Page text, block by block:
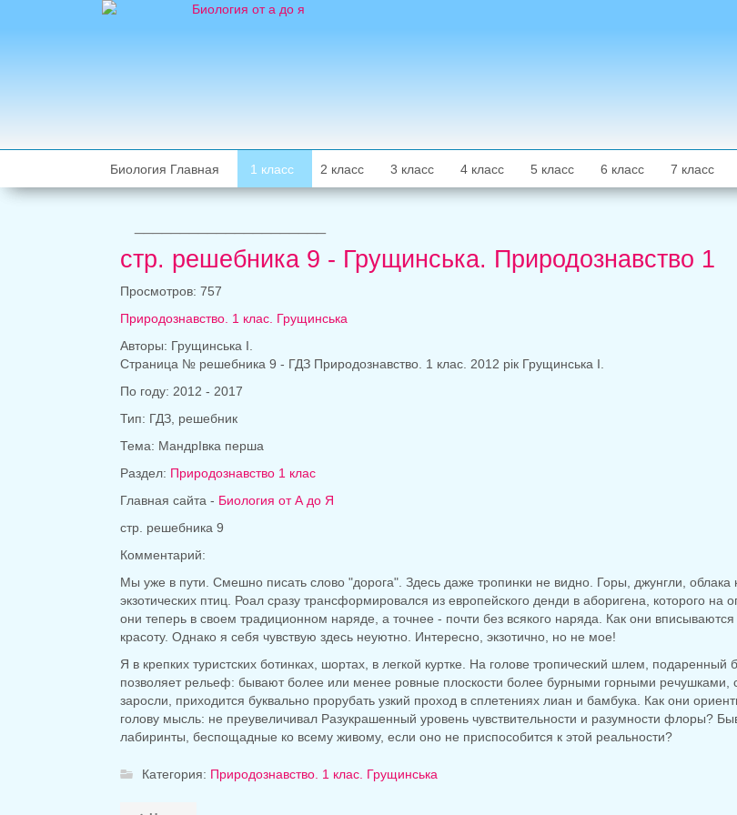
Биология Главная 1 класс 2 класс 3 класс 4 класс 5 класс 6 класс 7 класс
стр. решебника 9 - Грущинська. Природознавство 1
Просмотров: 757
Природознавство. 1 клас. Грущинська
Авторы: Грущинська І.
Страница № решебника 9 - ГДЗ Природознавство. 1 клас. 2012 рік Грущинська І.
По году: 2012 - 2017
Тип: ГДЗ, решебник
Тема: МандрІвка перша
Раздел: Природознавство 1 клас
Главная сайта - Биология от А до Я
стр. решебника 9
Комментарий:
Мы уже в пути. Смешно писать слово "дорога". Здесь даже тропинки не видно. Горы, джунгли,
экзотических птиц. Роал сразу трансформировался из европейского денди в аборигена, которого
они теперь в своем традиционном наряде, а точнее - почти без всякого наряда. Как они
красоту. Однако я себя чувствую здесь неуютно. Интересно, экзотично, но не мое!
Я в крепких туристских ботинках, шортах, в легкой куртке. На голове тропический шлем,
позволяет рельеф: бывают более или менее ровные плоскости более бурными горными речушками,
заросли, приходится буквально прорубать узкий проход в сплетениях лиан и бамбука. Как они
голову мысль: не преувеличивал Разукрашенный уровень чувствительности и разумности флоры?
лабиринты, беспощадные ко всему живому, если оно не приспособится к этой реальности?
Категория: Природознавство. 1 клас. Грущинська